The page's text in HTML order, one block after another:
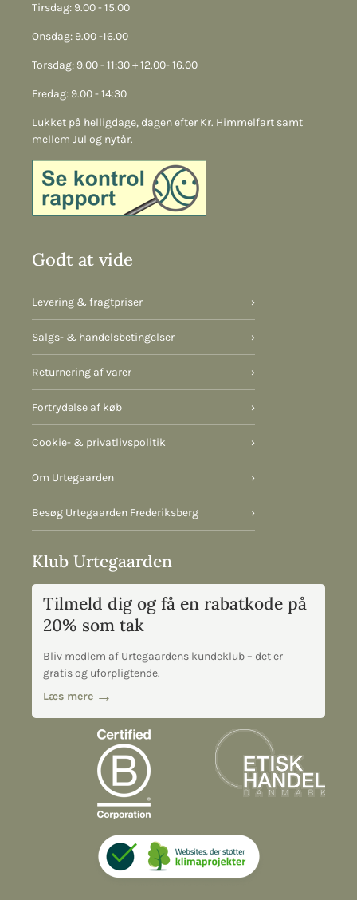
Tirsdag: 9.00 - 15.00
Onsdag: 9.00 -16.00
Torsdag: 9.00 - 11:30 + 12.00- 16.00
Fredag: 9.00 - 14:30
Lukket på helligdage, dagen efter Kr. Himmelfart samt
mellem Jul og nytår.
Godt at vide
Levering & fragtpriser ›
Salgs- & handelsbetingelser ›
Returnering af varer ›
Fortrydelse af køb ›
Cookie- & privatlivspolitik ›
Om Urtegaarden ›
Besøg Urtegaarden Frederiksberg ›
Klub Urtegaarden
Tilmeld dig og få en rabatkode på
20% som tak
Bliv medlem af Urtegaardens kundeklub – det er
gratis og uforpligtende.
Læs mere